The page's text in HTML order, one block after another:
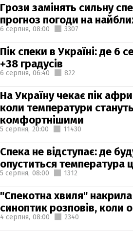
Грози замінять сильну
прогноз погоди на
6 серпня, 08:00 3307
Пік спеки в Україні: де 6
+38 градусів
6 серпня, 06:40 822
На Україну чекає пік
коли температури стануть
комфортнішими
5 серпня, 20:00 11430
Спека не відступає: де
опуститься температура
5 серпня, 08:00 1312
"Спекотна хвиля" накрила
синоптик розповів, коли
4 серпня, 08:00 2340